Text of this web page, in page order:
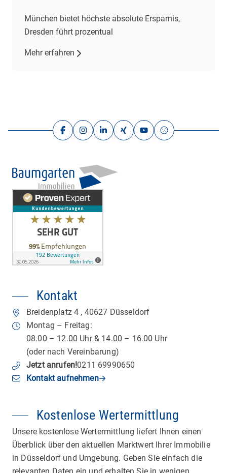
München bietet höchste absolute Ersparnis,
Dresden führt prozentual
Mehr erfahren
Kontakt
Breidenplatz 4 , 40627 Düsseldorf
Montag – Freitag:
08.00 – 12.00 Uhr & 14.00 – 16.00 Uhr
(oder nach Vereinbarung)
Jetzt anrufen!0211 69990650
Kontakt aufnehmen
Kostenlose Wertermittlung
Unsere kostenlose Wertermittlung liefert Ihnen einen
Überblick über den aktuellen Marktwert Ihrer Immobilie
in Düsseldorf und Umgebung. Geben Sie einfach die